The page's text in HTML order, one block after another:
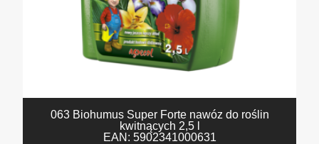
063 Biohumus Super Forte nawóz do roślin
kwitnących 2,5 l
EAN: 5902341000631